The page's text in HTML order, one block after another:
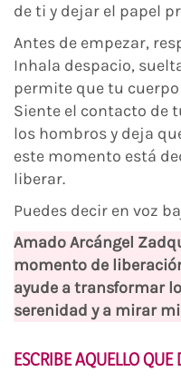
de ti y dejar el papel
Antes de empezar,
Inhala despacio,
permite que tu
Siente el contacto de
los hombros y deja
este momento está
liberar.
Puedes decir en voz
Amado Arcángel
momento de
ayude a transformar
serenidad y a mirar
ESCRIBE AQUELLO QUE